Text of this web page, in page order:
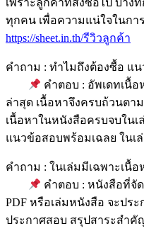
เพราะลูกค้าที่สั่งซื้อไป บาง
ทุกคน เพื่อความแน่ใจในกา
https://sheet.in.th/รีวิวลูกค้า
คำถาม : ทำไมถึงต้องซื้อ แ
คำตอบ : อัพเดทเนื้
ล่าสุด เนื้อหาจึงครบถ้วนตา
เนื้อหาในหนังสือครบจบในเ
แนวข้อสอบพร้อมเฉลย ในเ
คำถาม : ในเล่มมีเฉพาะเนื้
คำตอบ : หนังสือที่จั
PDF หรือเล่มหนังสือ จะปร
ประกาศสอบ สรุปสาระสำ